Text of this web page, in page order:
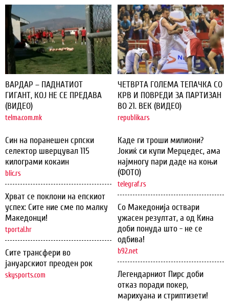
ВАРДАР – ПАДНАТИОТ
ГИГАНТ, КОЈ НЕ СЕ ПРЕДАВА
(ВИДЕО)
telma.com.mk
Син на поранешен српски
селектор шверцувал 115
килограми кокаин
blic.rs
Хрват се поклони на епскиот
успех: Сите ние сме по малку
Македонци!
tportal.hr
Сите трансфери во
јануарскиот преоден рок
skysports.com
ЧЕТВРТА ГОЛЕМА ТЕПАЧКА СО
КРВ И ПОВРЕДИ ЗА ПАРТИЗАН
ВО 21. ВЕК (ВИДЕО)
republika.rs
Каде ги троши милиони?
Јокиќ си купи Мерцедес, ама
најмногу пари даде на коњи
(ФОТО)
telegraf.rs
Со Македонија оствари
ужасен резултат, а од Кина
доби понуда што - не се
одбива!
b92.net
Легендарниот Пирс доби
отказ поради покер,
марихуана и стриптизети!